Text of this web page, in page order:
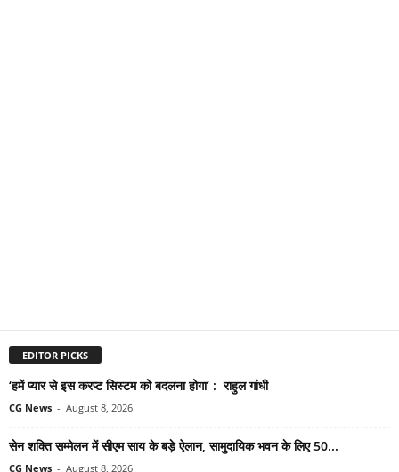
EDITOR PICKS
‘हमें प्यार से इस करप्ट सिस्टम को बदलना होगा’ : राहुल गांधी
CG News - August 8, 2026
सेन शक्ति सम्मेलन में सीएम साय के बड़े ऐलान, सामुदायिक भवन के लिए 50...
CG News - August 8, 2026